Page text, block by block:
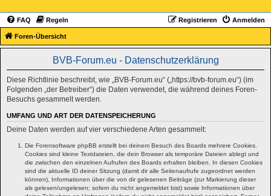
FAQ Regeln Anmelden
Registrieren
Foren-Übersicht
BVB-Forum.eu - Datenschutzerklärung
Diese Richtlinie beschreibt, wie „BVB-Forum.eu“ („https://bvb-forum.eu“) (im
Folgenden „der Betreiber“) die Daten verwendet, die während deines Foren-
Besuchs gesammelt werden.
UMFANG UND ART DER DATENSPEICHERUNG
Deine Daten werden auf vier verschiedene Arten gesammelt:
Die Forensoftware phpBB erstellt bei deinem Besuch des Boards mehrere Cookies.
Cookies sind kleine Textdateien, die dein Browser als temporäre Dateien ablegt und
die zwischen den einzelnen Aufrufen des Boards erhalten bleiben. In diesen Cookies
sind die aktuelle ID deiner Sitzung (damit dir alle Seitenaufrufe zugeordnet werden
können), Informationen über die von dir gelesenen Beiträge (zur Markierung dieser
als gelesen/ungelesen; sofern du nicht angemeldet bist) sowie Informationen über